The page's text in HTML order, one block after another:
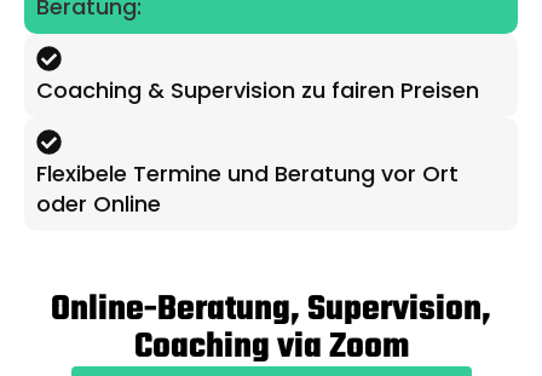
Beratung:
Coaching & Supervision zu fairen Preisen
Flexibele Termine und Beratung vor Ort
oder Online
Online-Beratung, Supervision,
Coaching via Zoom